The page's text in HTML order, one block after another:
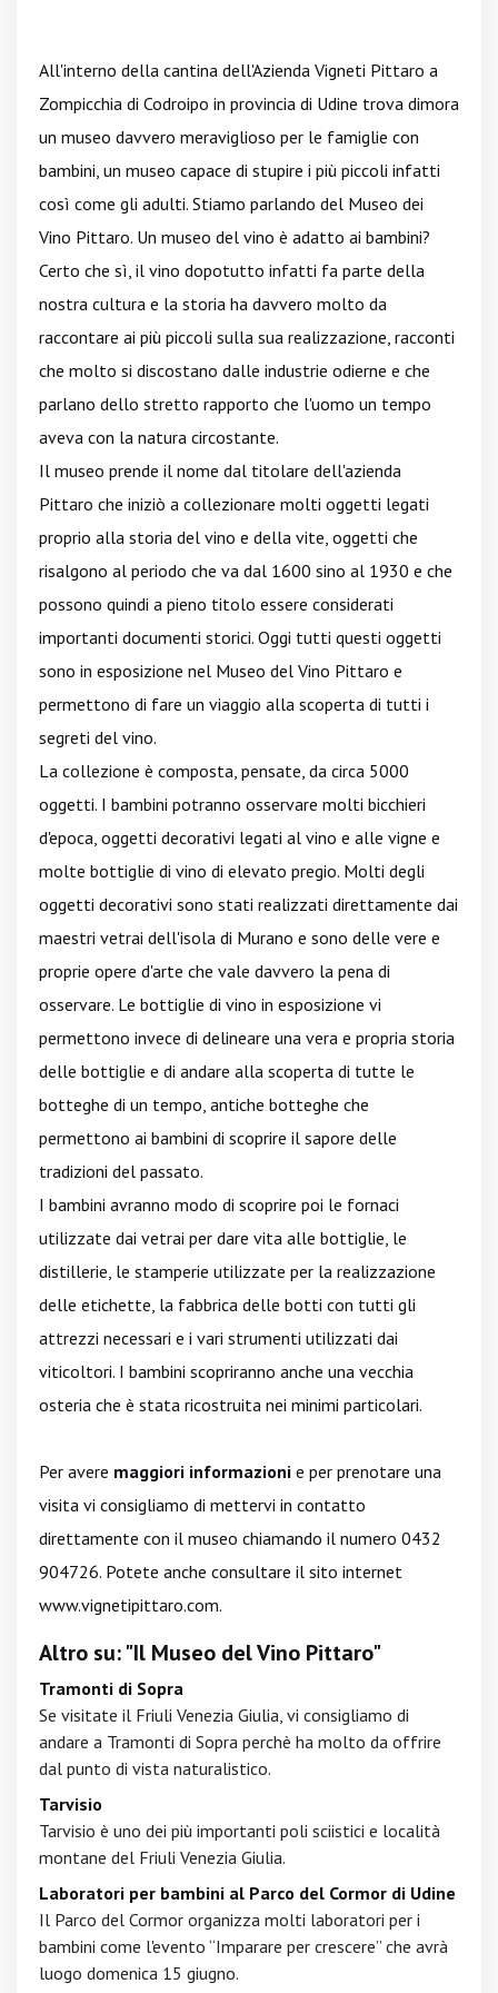
All'interno della cantina dell'Azienda Vigneti Pittaro a
Zompicchia di Codroipo in provincia di Udine trova dimora
un museo davvero meraviglioso per le famiglie con
bambini, un museo capace di stupire i più piccoli infatti
così come gli adulti. Stiamo parlando del Museo dei
Vino Pittaro. Un museo del vino è adatto ai bambini?
Certo che sì, il vino dopotutto infatti fa parte della
nostra cultura e la storia ha davvero molto da
raccontare ai più piccoli sulla sua realizzazione, racconti
che molto si discostano dalle industrie odierne e che
parlano dello stretto rapporto che l'uomo un tempo
aveva con la natura circostante.
Il museo prende il nome dal titolare dell'azienda
Pittaro che iniziò a collezionare molti oggetti legati
proprio alla storia del vino e della vite, oggetti che
risalgono al periodo che va dal 1600 sino al 1930 e che
possono quindi a pieno titolo essere considerati
importanti documenti storici. Oggi tutti questi oggetti
sono in esposizione nel Museo del Vino Pittaro e
permettono di fare un viaggio alla scoperta di tutti i
segreti del vino.
La collezione è composta, pensate, da circa 5000
oggetti. I bambini potranno osservare molti bicchieri
d'epoca, oggetti decorativi legati al vino e alle vigne e
molte bottiglie di vino di elevato pregio. Molti degli
oggetti decorativi sono stati realizzati direttamente dai
maestri vetrai dell'isola di Murano e sono delle vere e
proprie opere d'arte che vale davvero la pena di
osservare. Le bottiglie di vino in esposizione vi
permettono invece di delineare una vera e propria storia
delle bottiglie e di andare alla scoperta di tutte le
botteghe di un tempo, antiche botteghe che
permettono ai bambini di scoprire il sapore delle
tradizioni del passato.
I bambini avranno modo di scoprire poi le fornaci
utilizzate dai vetrai per dare vita alle bottiglie, le
distillerie, le stamperie utilizzate per la realizzazione
delle etichette, la fabbrica delle botti con tutti gli
attrezzi necessari e i vari strumenti utilizzati dai
viticoltori. I bambini scopriranno anche una vecchia
osteria che è stata ricostruita nei minimi particolari.
Per avere maggiori informazioni e per prenotare una
visita vi consigliamo di mettervi in contatto
direttamente con il museo chiamando il numero 0432
904726. Potete anche consultare il sito internet
www.vignetipittaro.com.
Altro su: "Il Museo del Vino Pittaro"
Tramonti di Sopra
Se visitate il Friuli Venezia Giulia, vi consigliamo di
andare a Tramonti di Sopra perchè ha molto da offrire
dal punto di vista naturalistico.
Tarvisio
Tarvisio è uno dei più importanti poli sciistici e località
montane del Friuli Venezia Giulia.
Laboratori per bambini al Parco del Cormor di Udine
Il Parco del Cormor organizza molti laboratori per i
bambini come l'evento “Imparare per crescere” che avrà
luogo domenica 15 giugno.